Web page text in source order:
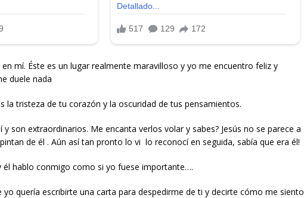
mí. Éste es un lugar realmente maravilloso y yo me encuentro feliz y
duele nada
la tristeza de tu corazón y la oscuridad de tus pensamientos.
y son extraordinarios. Me encanta verlos volar y sabes? Jesús no se parece a
de él . Aún así tan pronto lo vi lo reconocí en seguida, sabía que era él!
él hablo conmigo como si yo fuese importante….
yo quería escribirte una carta para despedirme de ti y decirte cómo me siento